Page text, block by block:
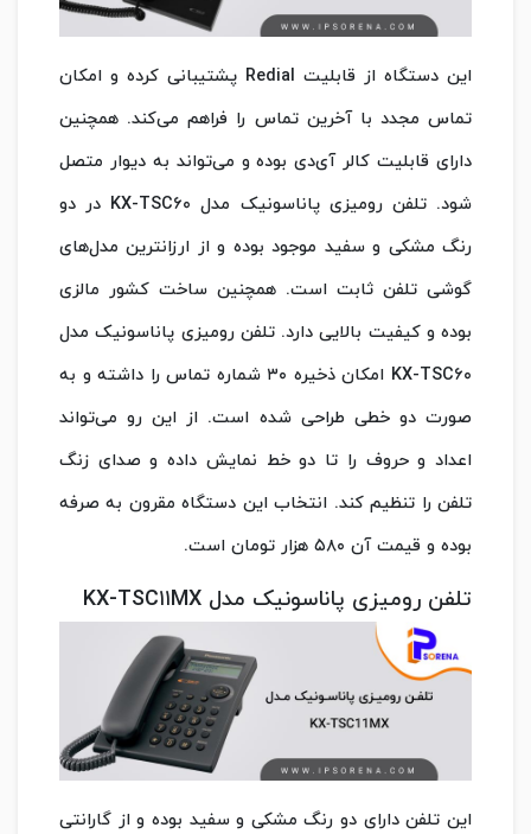
این دستگاه از قابلیت Redial پشتیبانی کرده و امکان
تماس مجدد با آخرین تماس را فراهم می‌کند. همچنین
دارای قابلیت کالر آی‌دی بوده و می‌تواند به دیوار متصل
شود. تلفن رومیزی پاناسونیک مدل KX-TSC۶۰ در دو
رنگ مشکی و سفید موجود بوده و از ارزانترین مدل‌های
گوشی تلفن ثابت است. همچنین ساخت کشور مالزی
بوده و کیفیت بالایی دارد. تلفن رومیزی پاناسونیک مدل
KX-TSC۶۰ امکان ذخیره ۳۰ شماره تماس را داشته و به
صورت دو خطی طراحی شده است. از این رو می‌تواند
اعداد و حروف را تا دو خط نمایش داده و صدای زنگ
تلفن را تنظیم کند. انتخاب این دستگاه مقرون به صرفه
بوده و قیمت آن ۵۸۰ هزار تومان است.
تلفن رومیزی پاناسونیک مدل KX-TSC۱۱MX
این تلفن دارای دو رنگ مشکی و سفید بوده و از گارانتی